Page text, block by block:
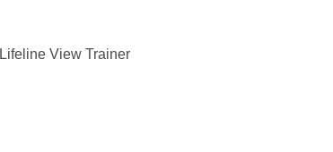
View Trainer